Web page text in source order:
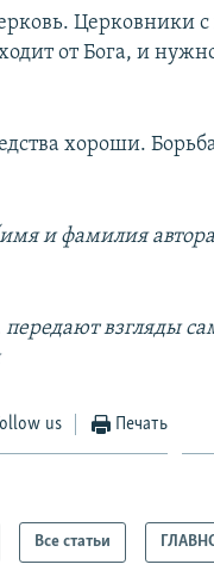
Церковники с
от Бога, и
хороши.
и фамилия
взгляды
us Печать
Все статьи